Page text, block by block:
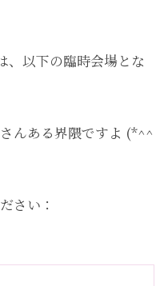
、以下の臨時会場とな
んある界隈ですよ (*^^
さい：